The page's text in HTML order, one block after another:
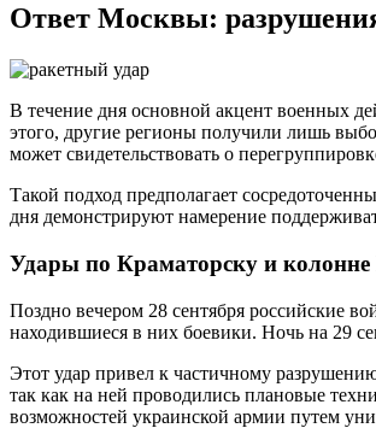
Ответ Москвы:
В течение дня основной акцент военных
этого, другие регионы получили лишь
может свидетельствовать о
Такой подход предполагает
дня демонстрируют намерение
Удары по Краматорску и
Поздно вечером 28 сентября российские
находившиеся в них боевики. Ночь на 29
Этот удар привел к частичному
так как на ней проводились плановые
возможностей украинской армии путем